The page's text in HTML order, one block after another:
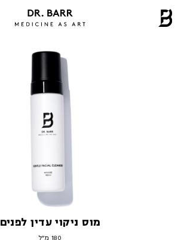
מוס ניקוי עדין לפנים
180 מ״ל